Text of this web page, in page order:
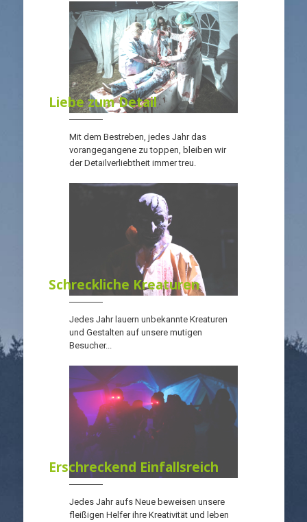
Liebe zum Detail
Mit dem Bestreben, jedes Jahr das
vorangegangene zu toppen, bleiben wir
der Detailverliebtheit immer treu.
Schreckliche Kreaturen
Jedes Jahr lauern unbekannte Kreaturen
und Gestalten auf unsere mutigen
Besucher...
Erschreckend Einfallsreich
Jedes Jahr aufs Neue beweisen unsere
fleißigen Helfer ihre Kreativität und leben